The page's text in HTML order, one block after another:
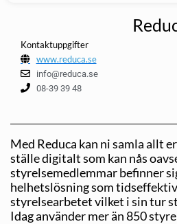
Kontaktuppgifter
www.reduca.se
info@reduca.se
08-39 39 48
Med Reduca kan ni samla allt
ställe digitalt som kan nås
styrelsemedlemmar befinner
helhetslösning som
styrelsearbetet vilket i sin tur
Idag använder mer än 850